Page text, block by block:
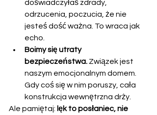
doświadczyłaś zdrady,
odrzucenia, poczucia, że nie
jesteś dość ważna. To wraca jak
echo.
Boimy się utraty
bezpieczeństwa. Związek jest
naszym emocjonalnym domem.
Gdy coś się w nim poruszy, cała
konstrukcja wewnętrzna drży.
Ale pamiętaj: lęk to posłaniec, nie